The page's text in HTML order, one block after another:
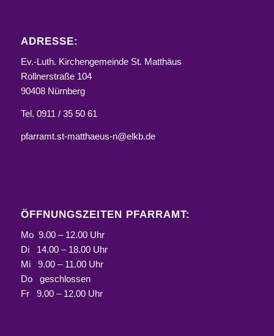
ADRESSE:
Ev.-Luth. Kirchengemeinde St. Matthäus
Rollnerstraße 104
90408 Nürnberg
Tel. 0911 / 35 50 61
pfarramt.st-matthaeus-n@elkb.de
ÖFFNUNGSZEITEN PFARRAMT:
Mo 9.00 – 12.00 Uhr
Di 14.00 – 18.00 Uhr
Mi 9.00 – 11.00 Uhr
Do geschlossen
Fr 9.00 – 12.00 Uhr